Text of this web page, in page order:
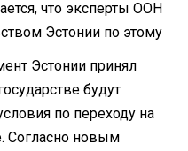
что эксперты ООН
Эстонии по этому
Эстонии принял
будут
по переходу на
Согласно новым